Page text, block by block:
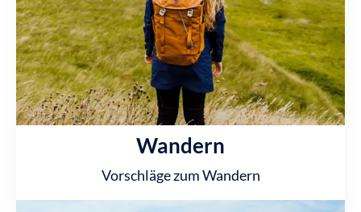
Wandern
Vorschläge zum Wandern